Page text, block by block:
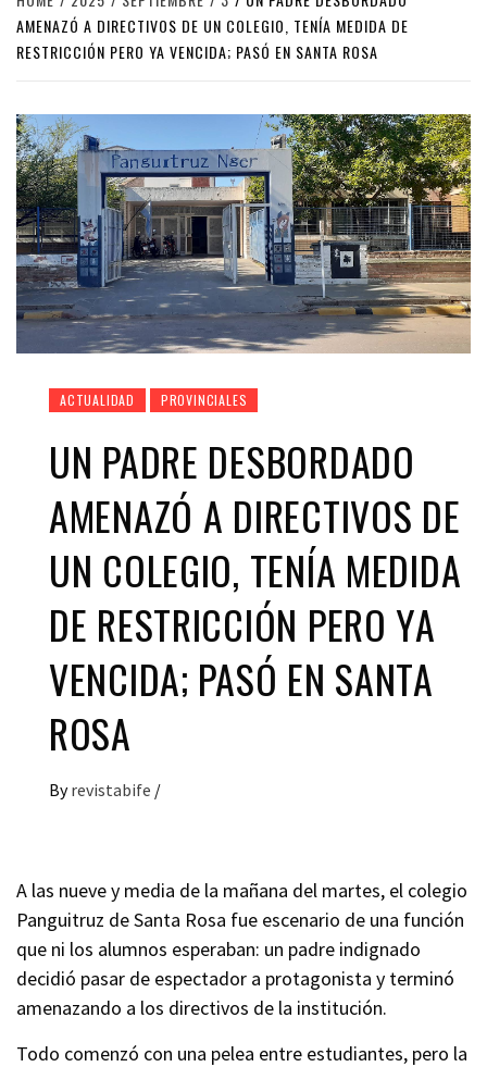
AMENAZÓ A DIRECTIVOS DE UN COLEGIO, TENÍA MEDIDA DE
RESTRICCIÓN PERO YA VENCIDA; PASÓ EN SANTA ROSA
ACTUALIDAD PROVINCIALES
UN PADRE DESBORDADO
AMENAZÓ A DIRECTIVOS DE
UN COLEGIO, TENÍA MEDIDA
DE RESTRICCIÓN PERO YA
VENCIDA; PASÓ EN SANTA
ROSA
By revistabife /
A las nueve y media de la mañana del martes, el colegio
Panguitruz de Santa Rosa fue escenario de una función
que ni los alumnos esperaban: un padre indignado
decidió pasar de espectador a protagonista y terminó
amenazando a los directivos de la institución.
Todo comenzó con una pelea entre estudiantes, pero la